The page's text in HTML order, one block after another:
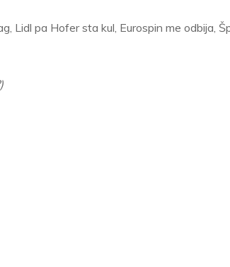
Lidl pa Hofer sta kul, Eurospin me odbija,